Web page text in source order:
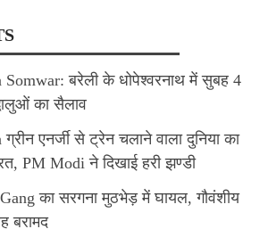
Somwar: बरेली के धोपेश्वरनाथ में सुबह 4
का सैलाव
एनर्जी से ट्रेन चलाने वाला दुनिया का
PM Modi ने दिखाई हरी झण्डी
का सरगना मुठभेड़ में घायल, गौवंशीय